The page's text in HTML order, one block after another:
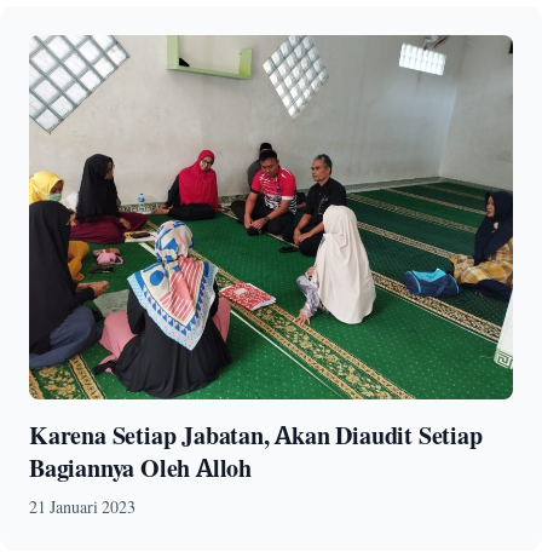
Karena Setiap Jabatan, Akan Diaudit Setiap
Bagiannya Oleh Alloh
21 Januari 2023